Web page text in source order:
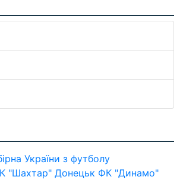
України з футболу
"Шахтар" Донецьк ФК "Динамо"